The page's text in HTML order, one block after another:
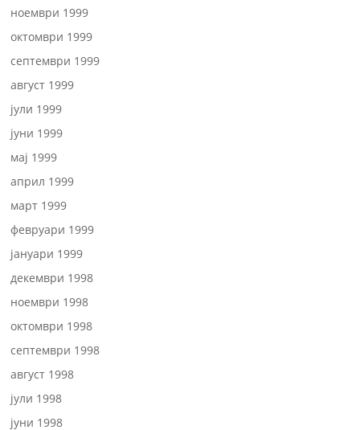
ноември 1999
октомври 1999
септември 1999
август 1999
јули 1999
јуни 1999
мај 1999
април 1999
март 1999
февруари 1999
јануари 1999
декември 1998
ноември 1998
октомври 1998
септември 1998
август 1998
јули 1998
јуни 1998